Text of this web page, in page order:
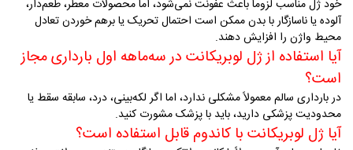
خود ژل مناسب لزوماً باعث عفونت نمی‌شود، اما محصولات معطر، طعم‌دار،
آلوده یا ناسازگار با بدن ممکن است احتمال تحریک یا برهم خوردن تعادل
محیط واژن را افزایش دهند.
آیا استفاده از ژل لوبریکانت در سه‌ماهه اول بارداری مجاز
است؟
در بارداری سالم معمولاً مشکلی ندارد، اما اگر لکه‌بینی، درد، سابقه سقط یا
محدودیت پزشکی دارید، باید با پزشک مشورت کنید.
آیا ژل لوبریکانت با کاندوم قابل استفاده است؟